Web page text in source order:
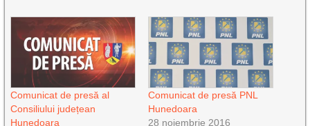
Comunicat de presă al
Consiliului județean
Hunedoara
Comunicat de presă PNL
Hunedoara
28 noiembrie 2016